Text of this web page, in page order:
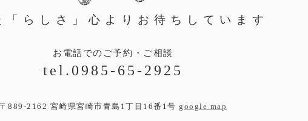
「らしさ」心より お待ちしています
お電話でのご予約・ご相談
tel.0985-65-2925
889-2162 宮崎県宮崎市青島1丁目16番1号 google map